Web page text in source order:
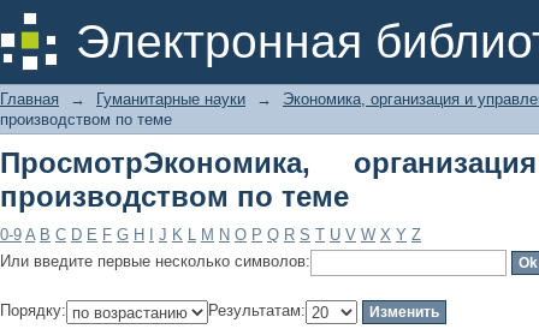
Электронная
ПросмотрЭкономика, организация
Главная → Гуманитарные науки →
Экономика, организация и
производством по теме
ПросмотрЭкономика,
производством по теме
0-9 A B C D E F G H J K L M N O P Q R S T U V W X Y Z
Или введите первые несколько символов:
Порядку: Результатам: